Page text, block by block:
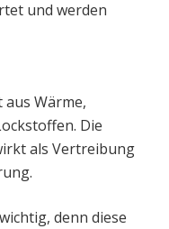
und werden
Wärme,
Die
als Vertreibung
denn diese